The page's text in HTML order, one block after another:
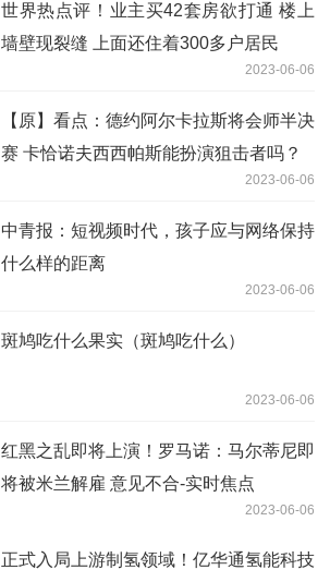
世界热点评！业主买42套房欲打通 楼上
墙壁现裂缝 上面还住着300多户居民
2023-06-06
【原】看点：德约阿尔卡拉斯将会师半决
赛 卡恰诺夫西西帕斯能扮演狙击者吗？
2023-06-06
中青报：短视频时代，孩子应与网络保持
什么样的距离
2023-06-06
斑鸠吃什么果实（斑鸠吃什么）
2023-06-06
红黑之乱即将上演！罗马诺：马尔蒂尼即
将被米兰解雇 意见不合-实时焦点
2023-06-06
正式入局上游制氢领域！亿华通氢能科技